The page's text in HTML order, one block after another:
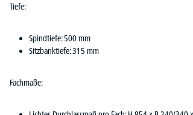
Tiefe:
Spindtiefe: 500 mm
Sitzbanktiefe: 315 mm
Fachmaße: